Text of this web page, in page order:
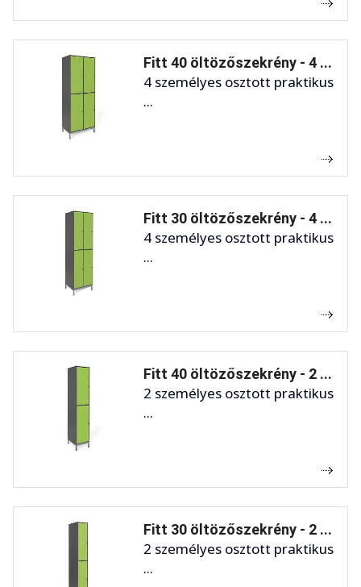
Fitt 40 öltözőszekrény - 4 ...
4 személyes osztott praktikus
...
Fitt 30 öltözőszekrény - 4 ...
4 személyes osztott praktikus
...
Fitt 40 öltözőszekrény - 2 ...
2 személyes osztott praktikus
...
Fitt 30 öltözőszekrény - 2 ...
2 személyes osztott praktikus
...